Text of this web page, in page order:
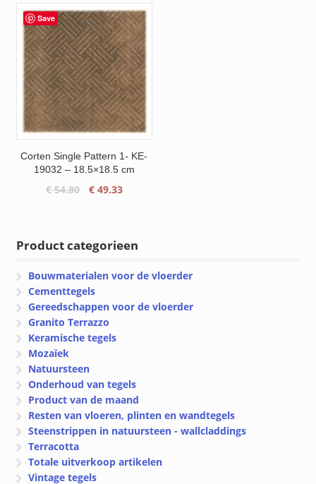
Save
Corten Single Pattern 1- KE-
19032 – 18.5×18.5 cm
€54.80
Oorspronkelijke
€49.33Huidige
Product categorieen
Bouwmaterialen voor de vloerder
Cementtegels
Gereedschappen voor de vloerder
Granito Terrazzo
Keramische tegels
Mozaïek
Natuursteen
Onderhoud van tegels
Product van de maand
Resten van vloeren, plinten en wandtegels
Steenstrippen in natuursteen - wallcladdings
Terracotta
Totale uitverkoop artikelen
Vintage tegels